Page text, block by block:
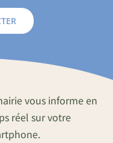
vous informe en
réel sur votre